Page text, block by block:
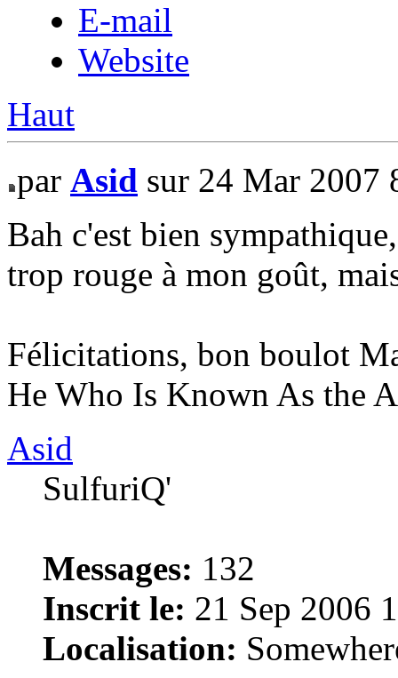
E-mail
Website
Haut
par Asid sur 24 Mar 2007
Bah c'est bien
trop rouge à mon goût,
Félicitations, bon boulot
He Who Is Known As the
Asid
SulfuriQ'
Messages: 132
Inscrit le: 21 Sep 2006
Localisation: